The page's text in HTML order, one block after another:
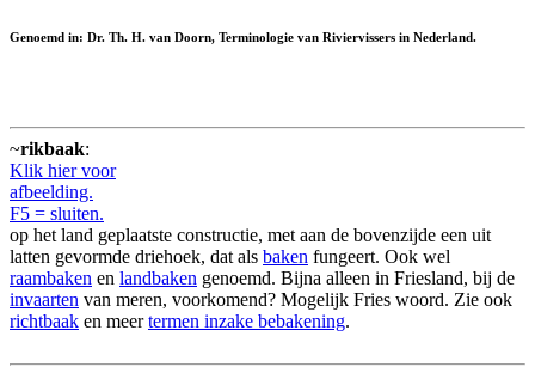
Genoemd in: Dr. Th. H. van Doorn, Terminologie van Riviervissers in Nederland.
~rikbaak:
Klik hier voor
afbeelding.
F5 = sluiten.
op het land geplaatste constructie, met aan de bovenzijde een uit
latten gevormde driehoek, dat als baken fungeert. Ook wel
raambaken en landbaken genoemd. Bijna alleen in Friesland, bij de
invaarten van meren, voorkomend? Mogelijk Fries woord. Zie ook
richtbaak en meertermen inzake bebakening.